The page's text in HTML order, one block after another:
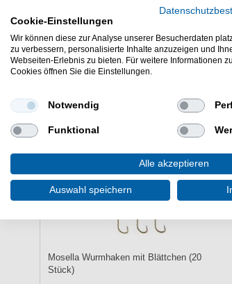
WEITERE INTERESSANTE
Mosella Wurmhaken mit Blättchen (20
Stück)
Cookie-Einstellungen
Wir können diese zur Analyse unserer Besucherdaten
zu verbessern, personalisierte Inhalte anzuzeigen und
Webseiten-Erlebnis zu bieten. Für weitere Informationen
Cookies öffnen Sie die Einstellungen.
Notwendig
Funktional
Alle akzeptieren
Auswahl speichern